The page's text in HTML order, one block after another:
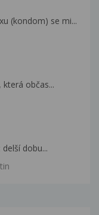
(kondom) se mi...
občas...
dobu...